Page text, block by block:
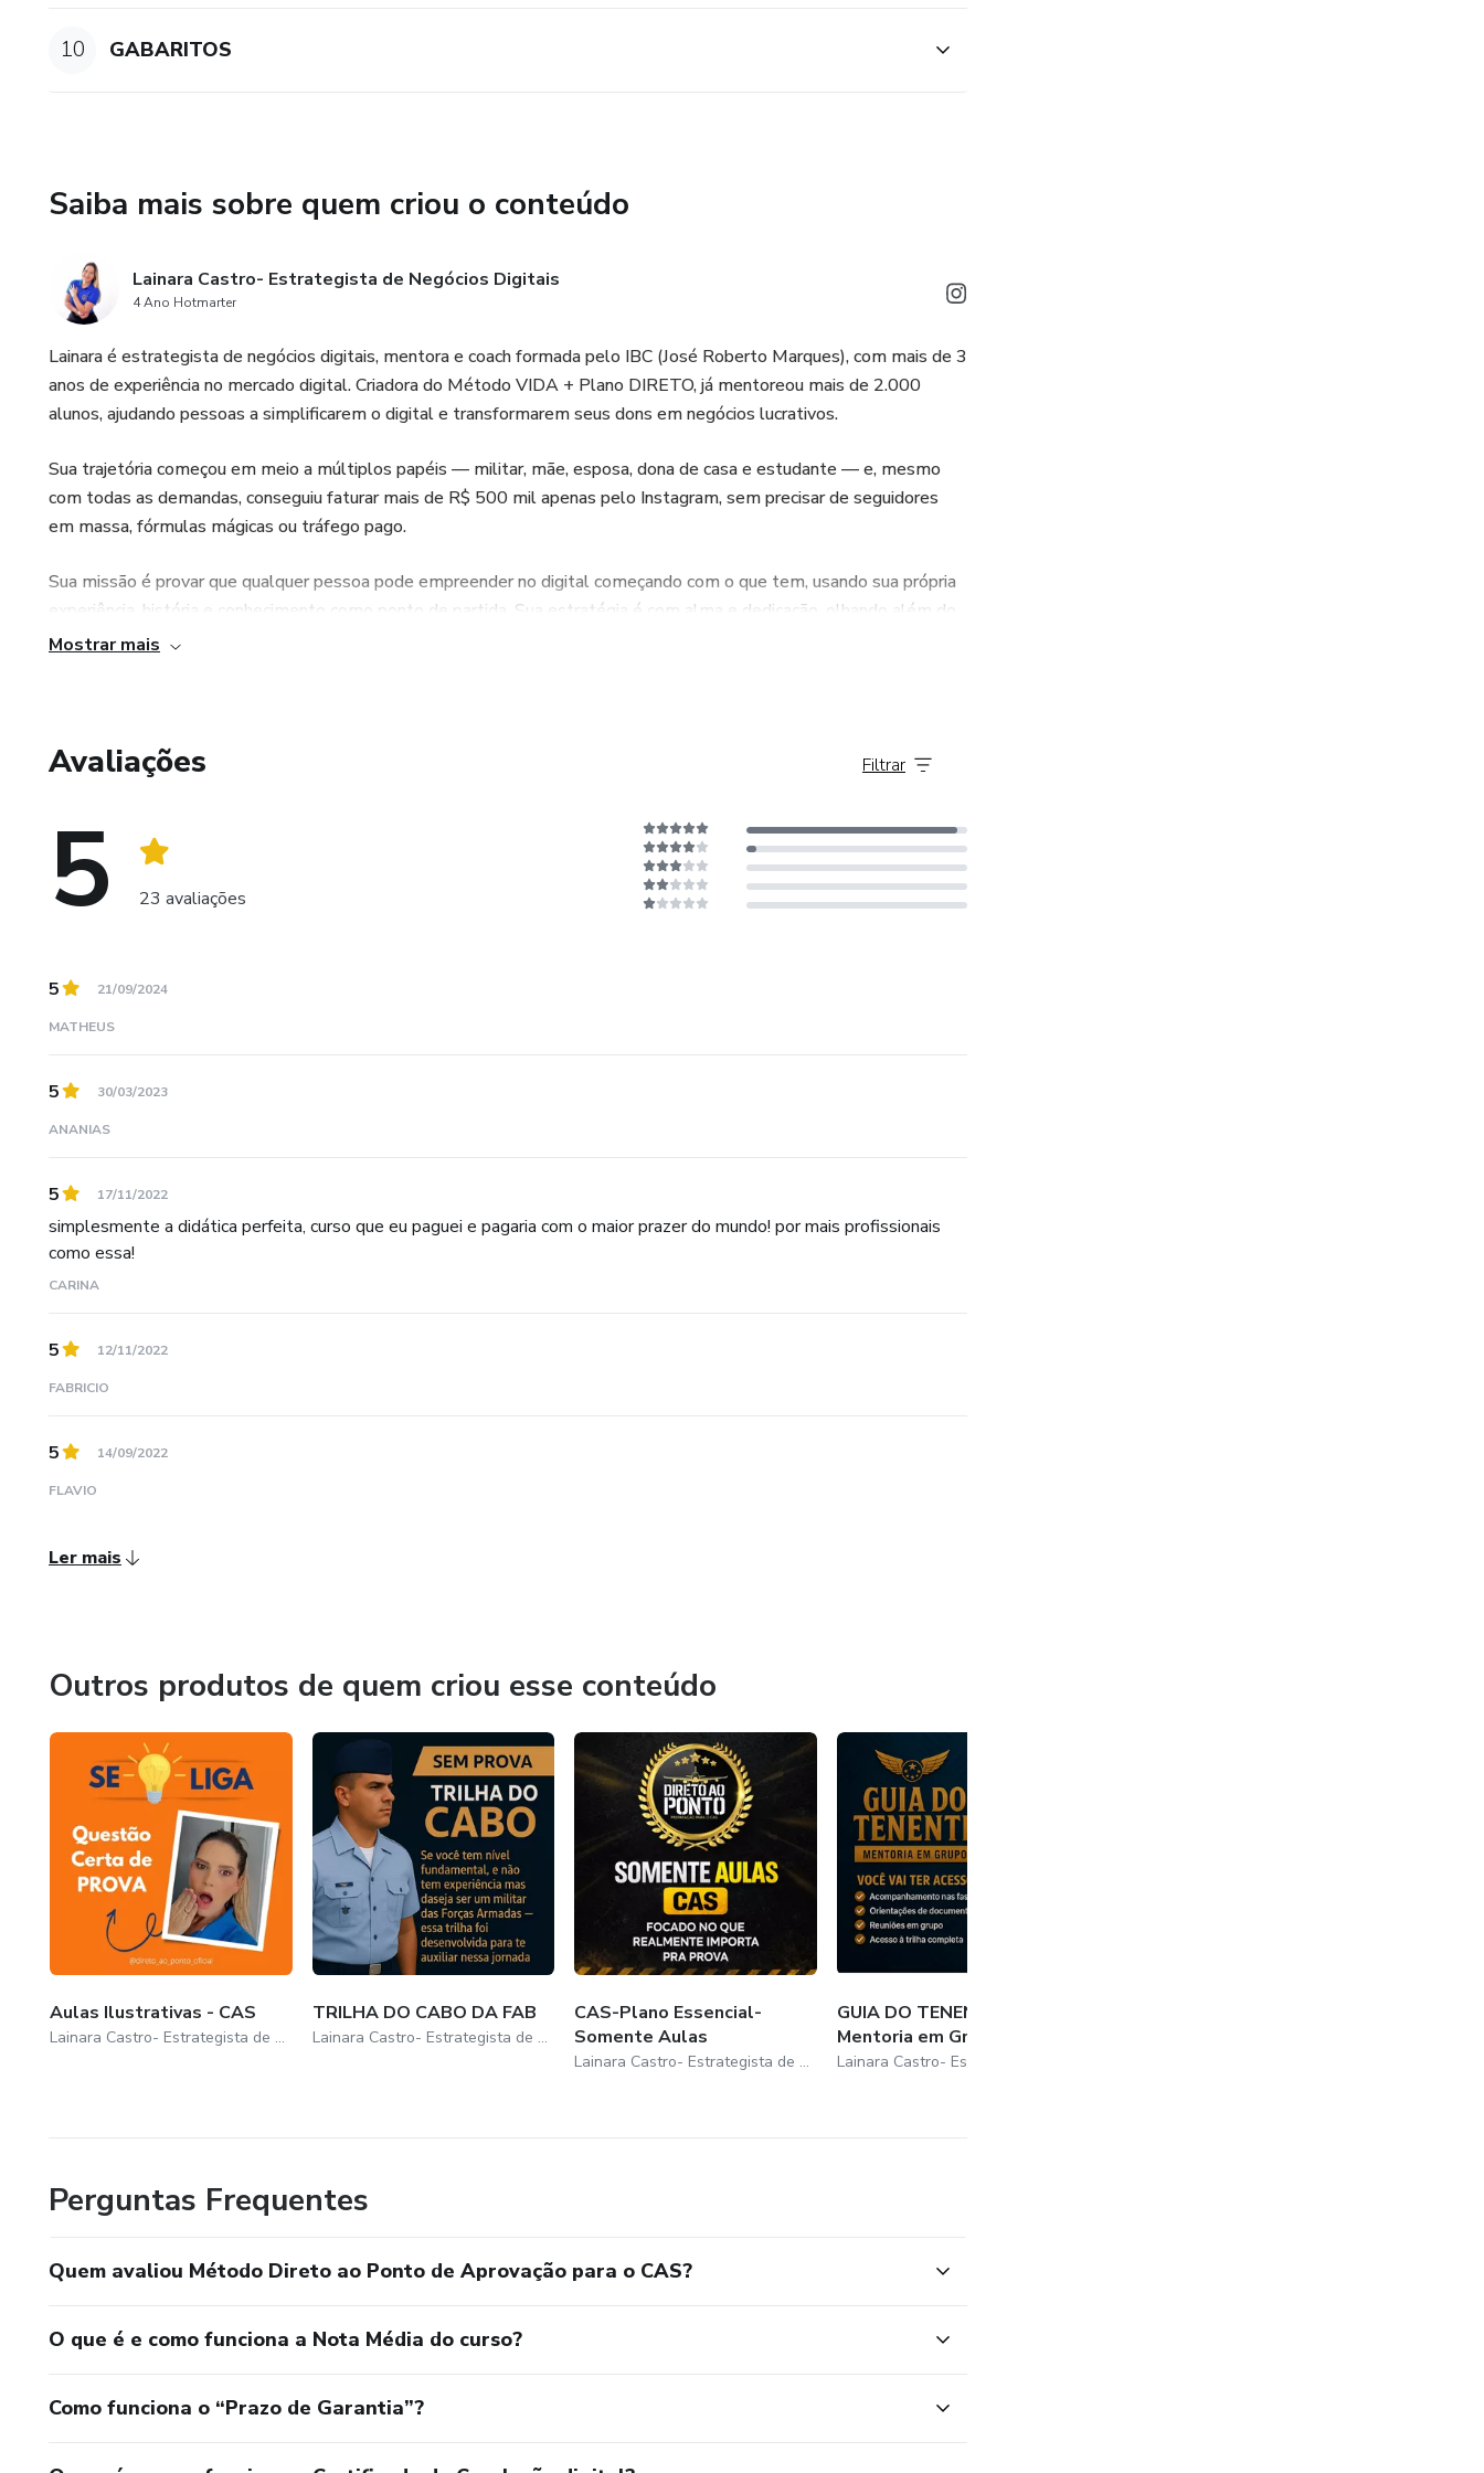
10 GABARITOS
Saiba mais sobre quem criou o conteúdo
Lainara Castro- Estrategista de Negócios Digitais
4 Ano Hotmarter
Lainara é estrategista de negócios digitais, mentora e coach formada pelo IBC (José Roberto Marques), com mais de 3
anos de experiência no mercado digital. Criadora do Método VIDA + Plano DIRETO, já mentoreou mais de 2.000
alunos, ajudando pessoas a simplificarem o digital e transformarem seus dons em negócios lucrativos.
Sua trajetória começou em meio a múltiplos papéis — militar, mãe, esposa, dona de casa e estudante — e, mesmo
com todas as demandas, conseguiu faturar mais de R$ 500 mil apenas pelo Instagram, sem precisar de seguidores
em massa, fórmulas mágicas ou tráfego pago.
Sua missão é provar que qualquer pessoa pode empreender no digital começando com o que tem, usando sua própria
experiência, história e conhecimento como ponto de partida. Sua estratégia é com alma e dedicação, olhando além do
negócio e enxergando sempre a pessoa por trás do negócio.
Mostrar mais
Avaliações
5 23 avaliações
Filtrar
5 21/09/2024
MATHEUS
5 30/03/2023
ANANIAS
5 17/11/2022
simplesmente a didática perfeita, curso que eu paguei e pagaria com o maior prazer do mundo! por mais profissionais
como essa!
CARINA
5 12/11/2022
FABRICIO
5 14/09/2022
FLAVIO
Ler mais
Outros produtos de quem criou esse conteúdo
Aulas Ilustrativas - CAS
Lainara Castro- Estrategista de Negócios Digitais
TRILHA DO CABO DA FAB
Lainara Castro- Estrategista de Negócios Digitais
CAS-Plano Essencial-
Somente Aulas
Lainara Castro- Estrategista de Negócios Digitais
GUIA DO TENENTE-
Mentoria em Grupo
Perguntas Frequentes
Quem avaliou Método Direto ao Ponto de Aprovação para o CAS?
O que é e como funciona a Nota Média do curso?
Como funciona o “Prazo de Garantia”?